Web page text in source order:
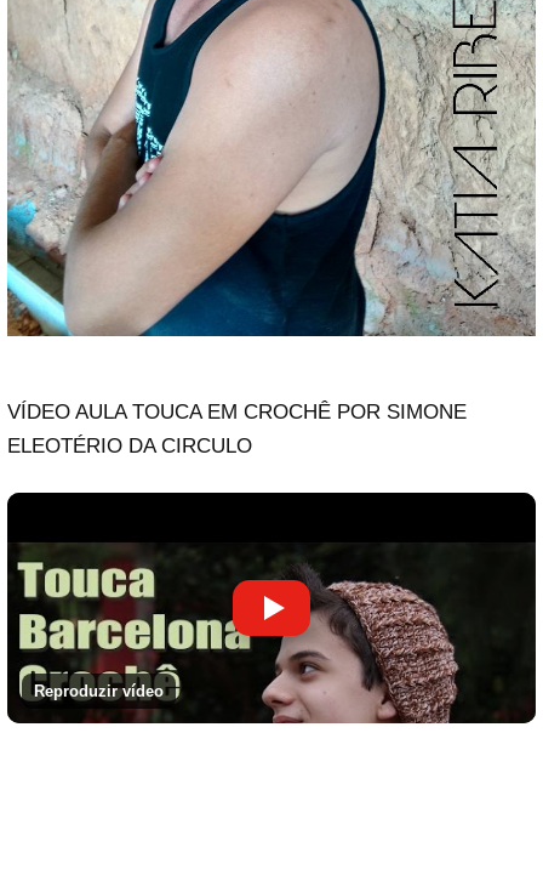
VÍDEO AULA TOUCA EM CROCHÊ POR SIMONE
ELEOTÉRIO DA CIRCULO
Reproduzir vídeo